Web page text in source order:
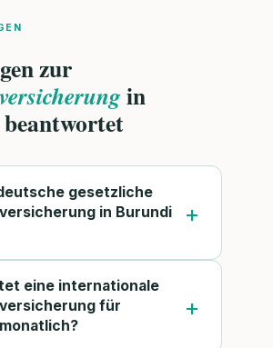
zur
in
gesetzliche
in Burundi
eine internationale
für